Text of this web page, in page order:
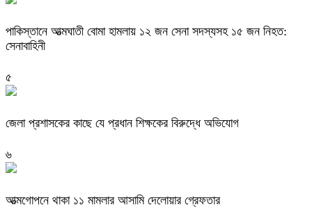
পাকিস্তানে আত্মঘাতী বোমা হামলায় ১২ জন সেনা সদস্যসহ ১৫ জন নিহত:
সেনাবাহিনী
৫
জেলা প্রশাসকের কাছে যে প্রধান শিক্ষকের বিরুদ্ধে অভিযোগ
৬
আত্মগোপনে থাকা ১১ মামলার আসামি দেলোয়ার গ্রেফতার